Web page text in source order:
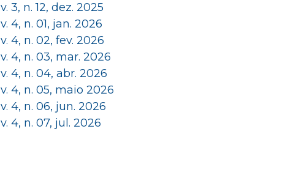
v. 3, n. 12, dez. 2025
v. 4, n. 01, jan. 2026
v. 4, n. 02, fev. 2026
v. 4, n. 03, mar. 2026
v. 4, n. 04, abr. 2026
v. 4, n. 05, maio 2026
v. 4, n. 06, jun. 2026
v. 4, n. 07, jul. 2026